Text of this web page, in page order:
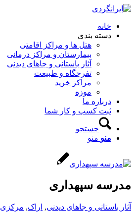
خانه
دسته بندی
هتل ها و مراکز اقامتی
بیمارستان و مراکز درمانی
آثار باستانی و جاهای دیدنی
تفرجگاه و طبیعت
مراکز خرید
موزه
درباره ما
ثبت کسب و کار شما
جستجو
منو منو
مدرسه سپهداری
آثار باستانی و جاهای دیدنی, اراک, مرکزی